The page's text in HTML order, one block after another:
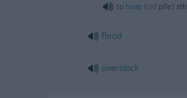
to heap (odpile) sth
flood
overstock